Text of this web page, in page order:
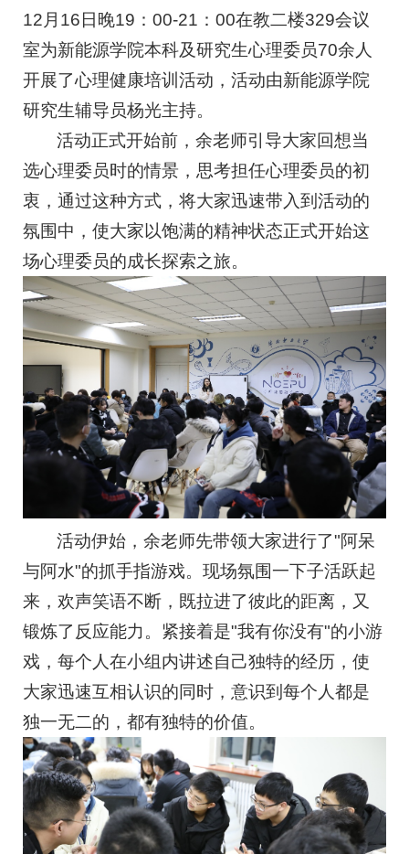
12月16日晚19：00-21：00在教二楼329会议
室为新能源学院本科及研究生心理委员70余人
开展了心理健康培训活动，活动由新能源学院
研究生辅导员杨光主持。
活动正式开始前，余老师引导大家回想当
选心理委员时的情景，思考担任心理委员的初
衷，通过这种方式，将大家迅速带入到活动的
氛围中，使大家以饱满的精神状态正式开始这
场心理委员的成长探索之旅。
活动伊始，余老师先带领大家进行了"阿呆
与阿水"的抓手指游戏。现场氛围一下子活跃起
来，欢声笑语不断，既拉进了彼此的距离，又
锻炼了反应能力。紧接着是"我有你没有"的小游
戏，每个人在小组内讲述自己独特的经历，使
大家迅速互相认识的同时，意识到每个人都是
独一无二的，都有独特的价值。